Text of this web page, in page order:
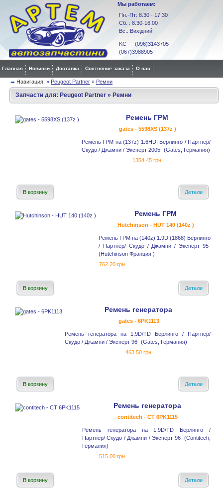
Мы работаем:
Пн.-Пт: 8.30 - 17.30
Сб. : 8.30-16.00
Вс.: Вихідний
KC (096)3143705
(067)3988905
Главная Новинки Доставка Состояние заказа О нас
Навигация: » Peugeot Partner » Ремни
Запчасти для: Peugeot Partner » Ремни
Ремень ГРМ
gates - 5598XS (137z )
Ремень ГРМ на (137z) 1.6HDI Берлинго / Партнер/
Скудо / Джампи / Эксперт 2005- (Gates, Германия)
1354.45 грн.
В корзину Детали
Ремень ГРМ
Hutchinson - HUT 140 (140z )
Ремень ГРМ на (140z) 1.9D (1868) Берлинго
/ Партнер/ Скудо / Джампи / Эксперт 95-
(Hutchinson Франция )
762.20 грн.
В корзину Детали
Ремень генератора
gates - 6PK1113
Ремень генератора на 1.9D/TD Берлинго / Партнер/
Скудо / Джампи / Эксперт 96- (Gates, Германия)
463.50 грн.
В корзину Детали
Ремень генератора
contitech - CT 6PK1115
Ремень генератора на 1.9D/TD Берлинго /
Партнер/ Скудо / Джампи / Эксперт 96- (Contitech,
Германия)
515.00 грн.
В корзину Детали